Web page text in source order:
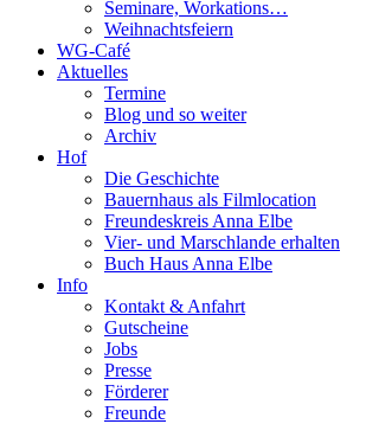
Seminare, Workations…
Weihnachtsfeiern
WG-Café
Aktuelles
Termine
Blog und so weiter
Archiv
Hof
Die Geschichte
Bauernhaus als Filmlocation
Freundeskreis Anna Elbe
Vier- und Marschlande erhalten
Buch Haus Anna Elbe
Info
Kontakt & Anfahrt
Gutscheine
Jobs
Presse
Förderer
Freunde